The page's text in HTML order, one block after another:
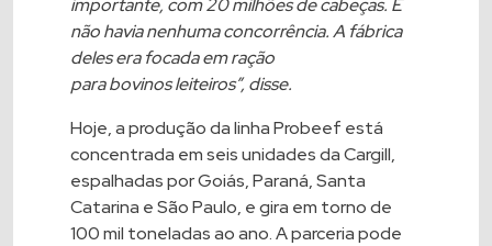
importante, com 20 milhões de cabeças. E
não havia nenhuma concorrência. A fábrica
deles era focada em ração
parabovinosleiteiros”, disse.
Hoje, a produção da linha Probeef está
concentrada em seis unidades daCargill,
espalhadas por Goiás, Paraná, Santa
Catarina e São Paulo, e gira em torno de
100 mil toneladas ao ano. A parceria pode